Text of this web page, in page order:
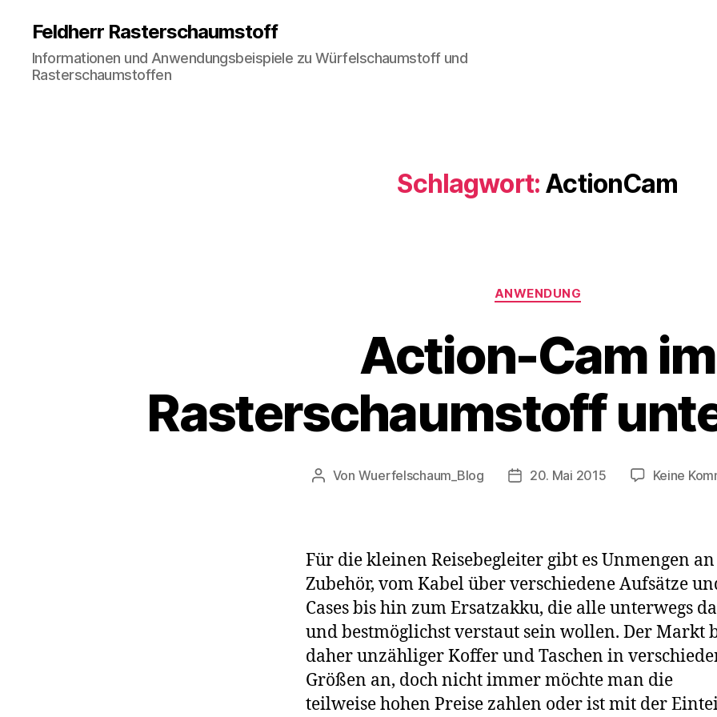
Feldherr Rasterschaumstoff
Informationen und Anwendungsbeispiele zu Würfelschaumstoff und
Rasterschaumstoffen
Schlagwort: ActionCam
Kategorien
ANWENDUNG
Action-Cam im
Rasterschaumstoff
Beitragsautor
Von Wuerfelschaum_Blog Veröffentlichungsdatum
20. Mai 2015 Keine
Für die kleinen Reisebegleiter gibt es Unmengen an
Zubehör, vom Kabel über verschiedene Aufsätze
Cases bis hin zum Ersatzakku, die alle unterwegs
und bestmöglichst verstaut sein wollen. Der Markt
daher unzähliger Koffer und Taschen in
Größen an, doch nicht immer möchte man die
teilweise hohen Preise zahlen oder ist mit der